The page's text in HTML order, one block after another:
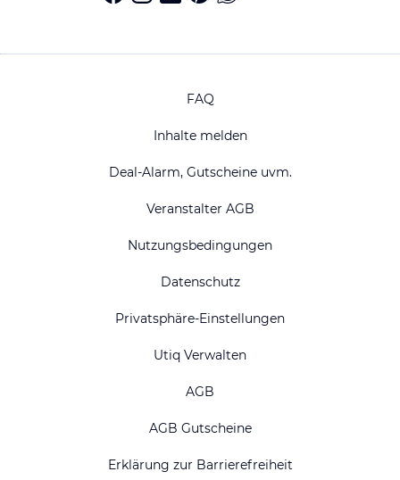
FAQ
Inhalte melden
Deal-Alarm, Gutscheine uvm.
Veranstalter AGB
Nutzungsbedingungen
Datenschutz
Privatsphäre-Einstellungen
Utiq Verwalten
AGB
AGB Gutscheine
Erklärung zur Barrierefreiheit